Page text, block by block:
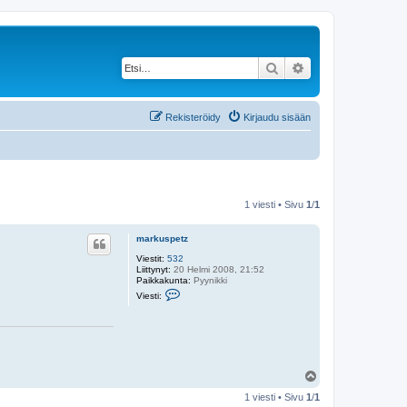
Etsi
Kirjaudu sisään
Rekisteröidy
1 viesti • Sivu 1/1
markuspetz
Viestit: 532
Liittynyt: 20 Helmi 2008, 21:52
Paikkakunta: Pyynikki
Viesti:
k
ö
1 viesti • Sivu 1 /1